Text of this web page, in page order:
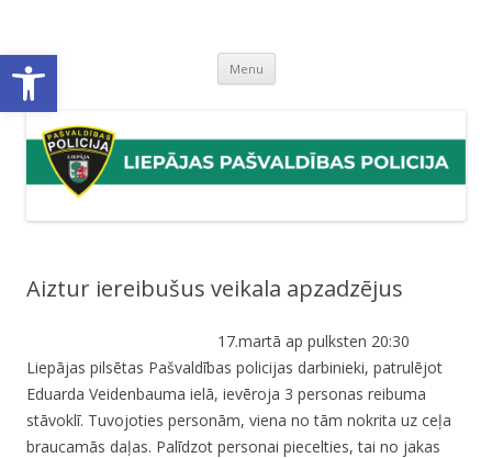
Open toolbar Menu Skip
content
Aiztur iereibušus veikala apzadzējus
17.martā ap pulksten 20:30
Liepājas pilsētas Pašvaldības policijas darbinieki, patrulējot
Eduarda Veidenbauma ielā, ievēroja 3 personas reibuma
stāvoklī. Tuvojoties personām, viena no tām nokrita uz ceļa
braucamās daļas. Palīdzot personai piecelties, tai no jakas